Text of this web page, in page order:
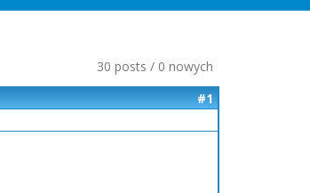
30 posts / 0 nowych
#1